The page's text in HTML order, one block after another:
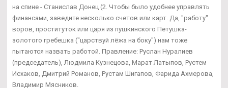
на спине - Станислав Донец (2. Чтобы было удобнее управлять
финансами, заведите несколько счетов или карт. Да, "работу"
воров, проституток или царя из пушкинского Петушка-
золотого гребешка ("царствуй лёжа на боку") нам тоже
пытаются назвать работой. Правление: Руслан Нуралиев
(председатель), Людмила Кузнецова, Марат Латыпов, Рустем
Исхаков, Дмитрий Романов, Рустам Шигапов, Фарида Ахмерова,
Владимир Мясников.